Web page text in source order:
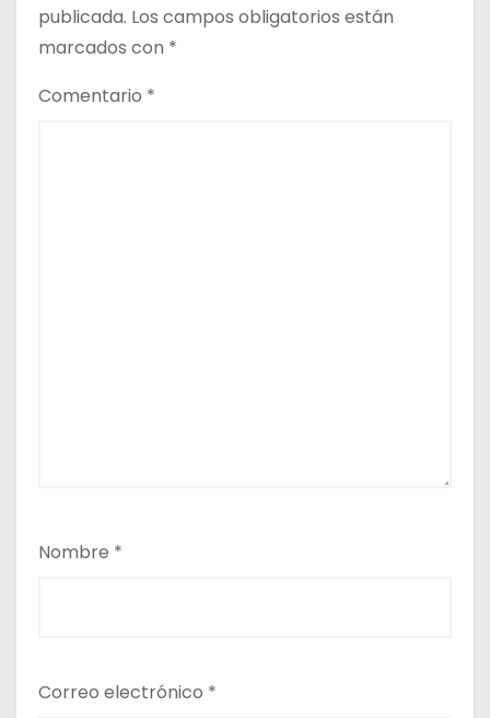
publicada. Los campos obligatorios están
marcados con *
Comentario *
Nombre *
Correo electrónico *